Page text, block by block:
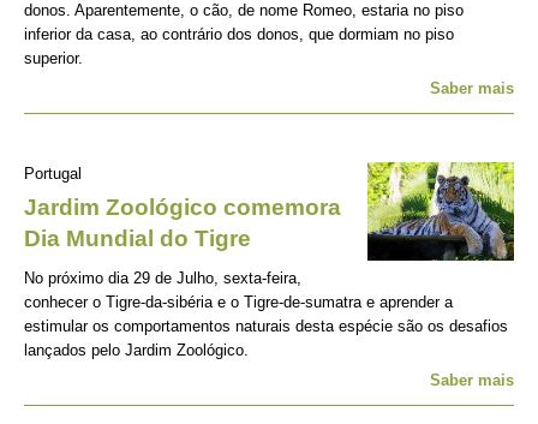
donos. Aparentemente, o cão, de nome Romeo, estaria no piso
inferior da casa, ao contrário dos donos, que dormiam no piso
superior.
Saber mais
Portugal
Jardim Zoológico comemora
Dia Mundial do Tigre
No próximo dia 29 de Julho, sexta-feira,
conhecer o Tigre-da-sibéria e o Tigre-de-sumatra e aprender a
estimular os comportamentos naturais desta espécie são os desafios
lançados pelo Jardim Zoológico.
Saber mais